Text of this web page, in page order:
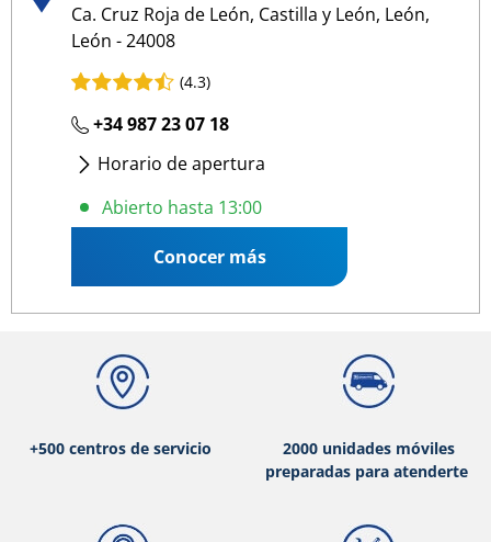
Ca. Cruz Roja de León, Castilla y León, León,
León - 24008
(4.3)
+34 987 23 07 18
Horario de apertura
Lunes- Viernes:08:30 13:00
Abierto hasta 13:00
Conocer más
+500 centros de servicio
2000 unidades móviles
preparadas para atenderte